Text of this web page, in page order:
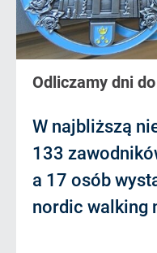
Odliczamy dni
W najbliższą
133
a 17 osób
nordic walking